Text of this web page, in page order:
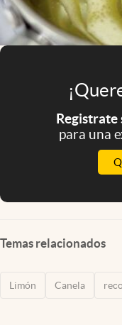
abre en nueva pestaña
Argentina
para una
Temas relacionados
Limón Canela